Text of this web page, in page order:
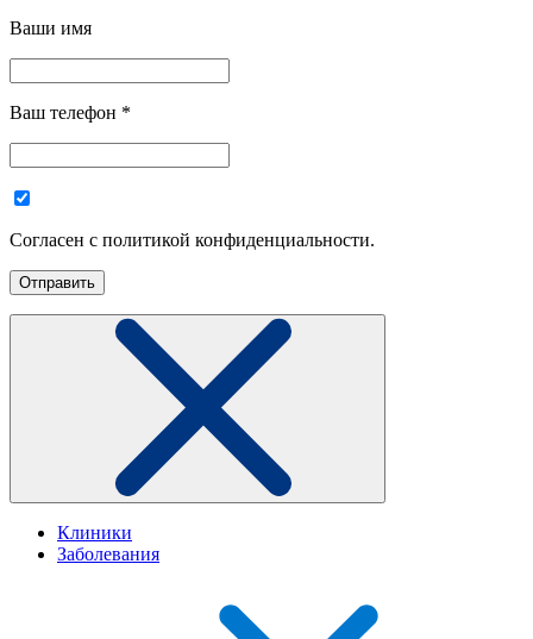
Ваши имя
Ваш телефон *
Согласен с политикой конфиденциальности.
Клиники
Заболевания